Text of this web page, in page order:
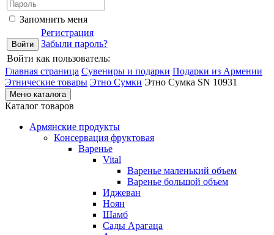
Запомнить меня
Регистрация
Забыли пароль?
Войти как пользователь:
Главная страница Сувениры и подарки Подарки из Армении
Этнические товары Этно Сумки Этно Сумка SN 10931
Меню каталога
Каталог товаров
Армянские продукты
Консервация фруктовая
Варенье
Vital
Варенье маленький объем
Варенье большой объем
Иджеван
Ноян
Шамб
Сады Арагаца